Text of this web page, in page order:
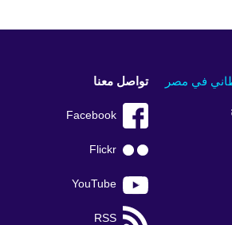
في مصر تواصل معنا
Facebook
Flickr
YouTube
RSS